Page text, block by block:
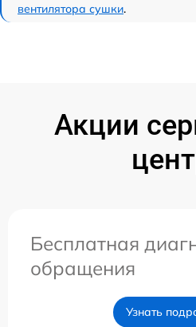
вентилятора сушки.
Акции
Бесплатная
обращения
Узнать